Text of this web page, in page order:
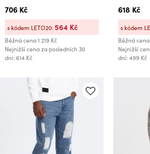
706 Kč
Běžná cena1 219 Kč
Nejnižší cena za posledních 30
dní: 614 Kč
s kódem LETO20:564 Kč
618 Kč
Běžná cena
Nejnižší
dní: 499 Kč
s kódem